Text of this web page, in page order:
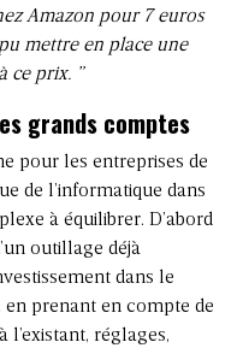
Amazon pour 7 euros
mettre en place une
ce prix. ”
grands comptes
pour les entreprises de
de l’informatique dans
à équilibrer. D’abord
outillage déjà
dans le
en prenant en compte de
réglages,